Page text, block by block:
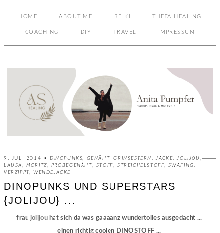
HOME ABOUT ME REIKI THETA HEALING
COACHING DIY TRAVEL IMPRESSUM
9. JULI 2014 • DINOPUNKS GENÄHT ,GRINSESTERN JACKE JOLIJOU ,
LAUSA
,MORITZ ,PROBEGENÄHT STOFF STREICHELSTOFF SWAFING
VERZIPPT ,WENDEJACKE
DINOPUNKS UND SUPERSTARS
{JOLIJOU} ...
frau jolijou hat sich da was gaaaanz wundertolles ausgedacht ...
einen richtig coolen DINOSTOFF ...